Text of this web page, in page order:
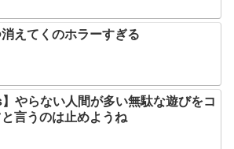
えてくのホラーすぎる
】やらない人間が多い無駄な遊びをコ
言うのは止めようね